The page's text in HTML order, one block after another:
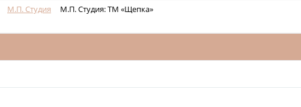
М.П. Студия М.П. Студия: ТМ «Щепка»